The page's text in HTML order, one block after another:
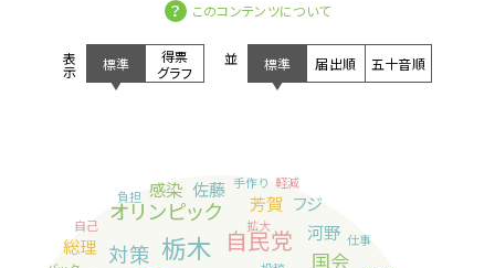
このコンテンツについて
表示 標準
得票
グラフ
並び 標準 届出順 五十音順